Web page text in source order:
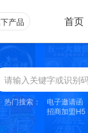
产品 首页
热门搜索：
电子邀请函
招商加盟H5